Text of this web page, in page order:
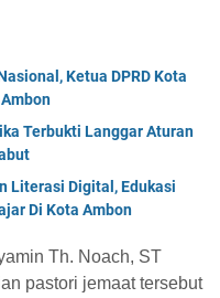
Ketua DPRD Kota
Terbukti Langgar Aturan
Literasi Digital, Edukasi
Di Kota Ambon
Th. Noach, ST
pastori jemaat tersebut